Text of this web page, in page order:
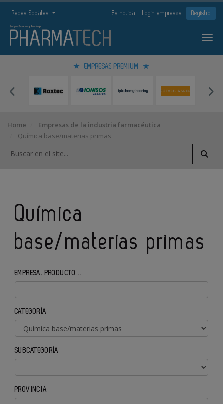
Redes Sociales Es noticia Login empresas Registro
EMPRESAS PREMIUM
Home
Empresas de la industria farmacéutica
Química base/materias primas
Química
base/materias primas
EMPRESA, PRODUCTO...
CATEGORÍA
SUBCATEGORÍA
PROVINCIA